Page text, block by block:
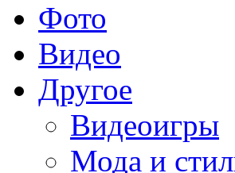
Фото
Видео
Другое
Видеоигры
Мода и